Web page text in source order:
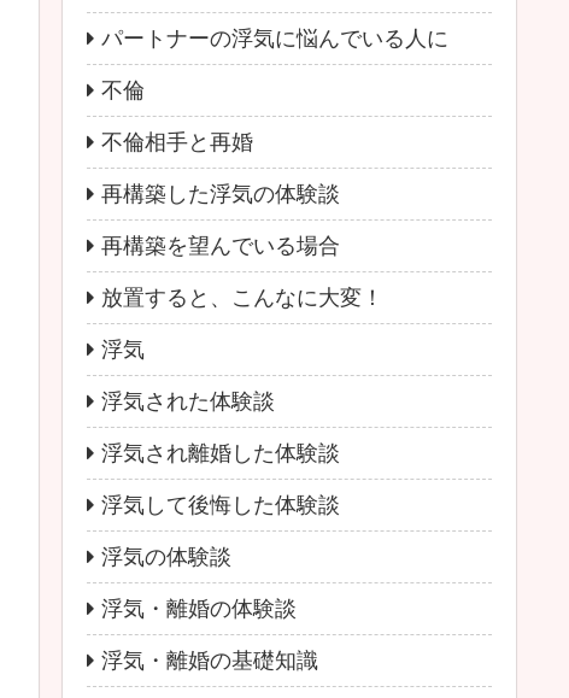
パートナーの浮気に悩んでいる人に
不倫
不倫相手と再婚
再構築した浮気の体験談
再構築を望んでいる場合
放置すると、こんなに大変！
浮気
浮気された体験談
浮気され離婚した体験談
浮気して後悔した体験談
浮気の体験談
浮気・離婚の体験談
浮気・離婚の基礎知識